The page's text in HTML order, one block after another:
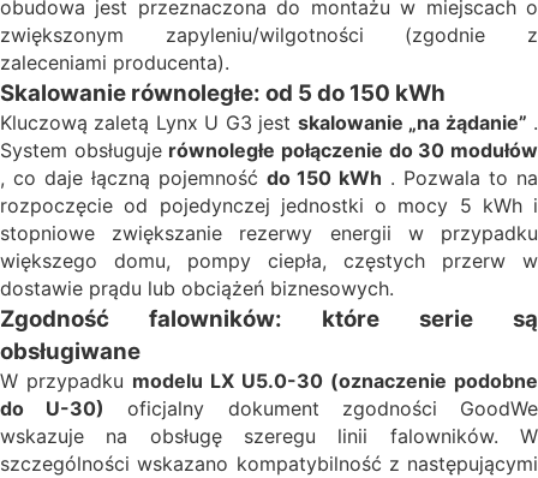
obudowa jest przeznaczona do montażu w miejscach o
zwiększonym zapyleniu/wilgotności (zgodnie z
zaleceniami producenta).
Skalowanie równoległe: od 5 do 150 kWh
Kluczową zaletą Lynx U G3 jest skalowanie „na żądanie” .
System obsługuje równoległe połączenie do 30 modułów
, co daje łączną pojemność do 150 kWh . Pozwala to na
rozpoczęcie od pojedynczej jednostki o mocy 5 kWh i
stopniowe zwiększanie rezerwy energii w przypadku
większego domu, pompy ciepła, częstych przerw w
dostawie prądu lub obciążeń biznesowych.
Zgodność falowników: które serie są
obsługiwane
W przypadku modelu LX U5.0-30 (oznaczenie podobne
do U-30)
oficjalny dokument zgodności GoodWe
wskazuje na obsługę szeregu linii falowników. W
szczególności wskazano kompatybilność z następującymi